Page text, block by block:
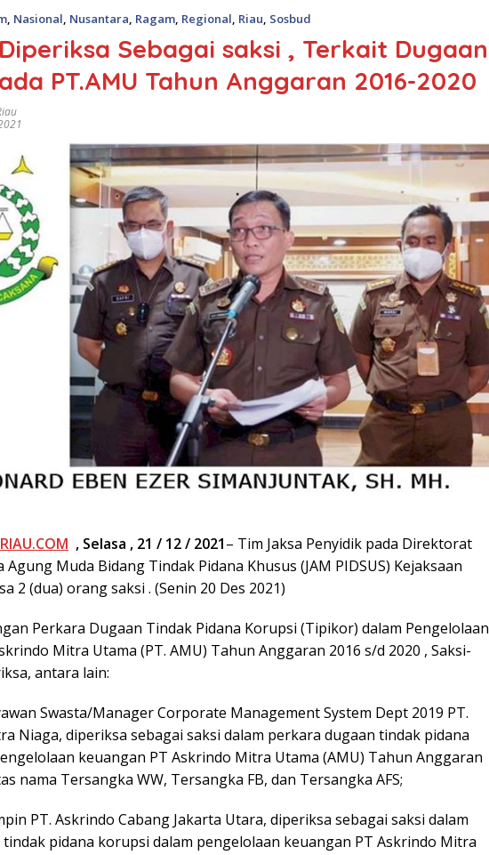
, Nasional, Nusantara, Ragam, Regional, Riau, Sosbud
Sebagai saksi , Terkait Dugaan
PT.AMU Tahun Anggaran 2016-2020
, Selasa , 21 / 12 / 2021– Tim Jaksa Penyidik pada Direktorat
Agung Muda Bidang Tindak Pidana Khusus (JAM PIDSUS) Kejaksaan
2 (dua) orang saksi . (Senin 20 Des 2021)
Perkara Dugaan Tindak Pidana Korupsi (Tipikor) dalam Pengelolaan
Mitra Utama (PT. AMU) Tahun Anggaran 2016 s/d 2020 , Saksi-
antara lain:
Swasta/Manager Corporate Management System Dept 2019 PT.
Niaga, diperiksa sebagai saksi dalam perkara dugaan tindak pidana
keuangan PT Askrindo Mitra Utama (AMU) Tahun Anggaran
nama Tersangka WW, Tersangka FB, dan Tersangka AFS;
PT. Askrindo Cabang Jakarta Utara, diperiksa sebagai saksi dalam
pidana korupsi dalam pengelolaan keuangan PT Askrindo Mitra